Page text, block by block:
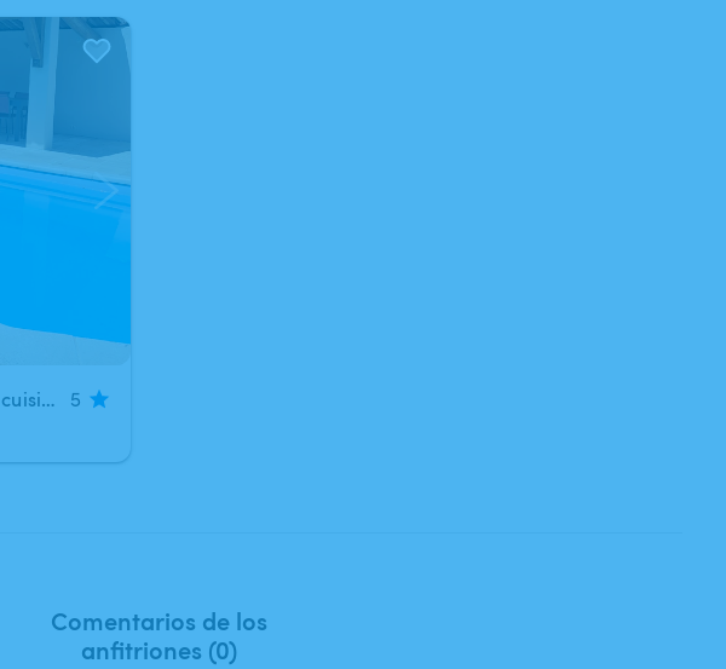
Piscine au calme sans vis à vis 👀 avec sa cuisine d’été 🌻 et son jardin 🪴
5
Comentarios de los
anfitriones (0)